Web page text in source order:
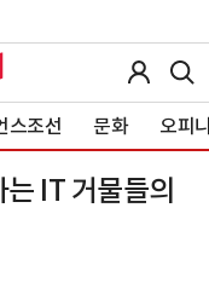
스조선 문화 오피
IT 거물들의